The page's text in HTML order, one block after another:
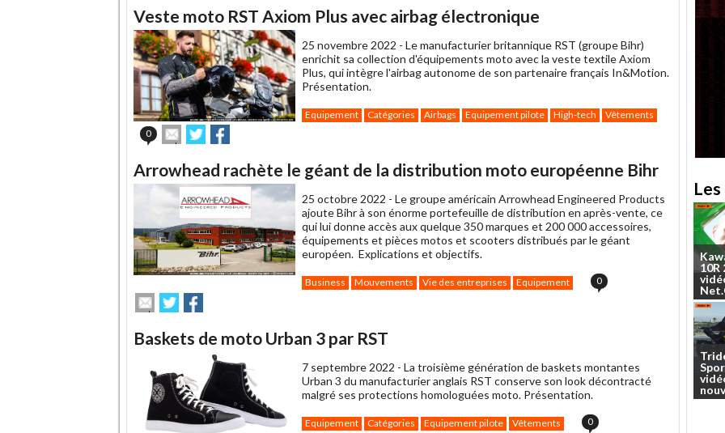
ami
Veste moto RST Axiom Plus avec airbag électronique
25 novembre 2022 - Le manufacturier britannique RST (groupe Bihr)
enrichit sa collection d'équipements moto avec la veste textile Axiom
Plus, qui intègre l'airbag autonome de son partenaire français In&Motion.
Présentation.
Equipement Catégories Airbags Equipement pilote High-tech
Vêtements
0
Envoyer
cet
à
un
ami
Partager
sur sur
Arrowhead rachète le géant de la distribution moto européenne Bihr
25 octobre 2022 - Le groupe américain Arrowhead Engineered Products
ajoute Bihr à son énorme portefeuille de distribution en après-vente, ce
qui lui donne accès aux quelque 350 marques et 200 000 accessoires,
équipements et pièces motos et scooters distribués par le géant
européen. Explications et objectifs.
Business Mouvements Vie des entreprises Equipement 0
Envoyer
cet
à
ami
Partager
sur
sur
Baskets de moto Urban 3 par RST
7 septembre 2022 - La troisième génération de baskets montantes
Urban 3 du manufacturier anglais RST conserve son look décontracté
malgré ses protections homologuées moto. Présentation.
Equipement Catégories Equipement pilote Vêtements 0
10R